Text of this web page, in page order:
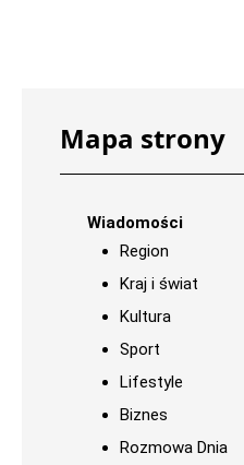
Mapa strony
Wiadomości
Region
Kraj i świat
Kultura
Sport
Lifestyle
Biznes
Rozmowa Dnia